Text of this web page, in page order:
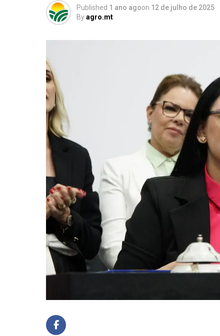
Published 1 ano agoon 12 de julho de 2025
Byagro.mt